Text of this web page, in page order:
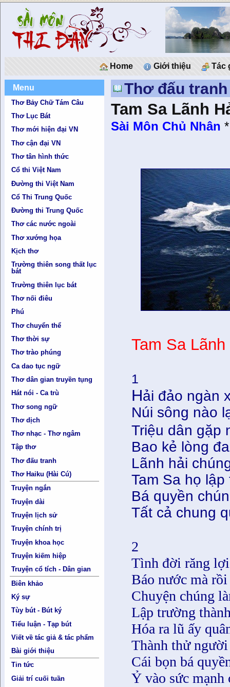
Home Giới thiệu Tác
Menu
Thơ Bảy Chữ Tám Câu
Thơ Lục Bát
Thơ mới hiện đại VN
Thơ cận đại VN
Thơ tân hình thức
Cổ thi Việt Nam
Đường thi Việt Nam
Cổ Thi Trung Quốc
Đường thi Trung Quốc
Thơ các nước ngoài
Thơ xướng họa
Kịch thơ
Trường thiên song thất lục
bát
Trường thiên lục bát
Thơ nối điêu
Phú
Thơ chuyển thể
Thơ thời sự
Thơ trào phúng
Ca dao tục ngữ
Thơ dân gian truyền tụng
Hát nói - Ca trù
Thơ song ngữ
Thơ dịch
Thơ nhạc - Thơ ngâm
Tập thơ
Thơ đấu tranh
Thơ Haiku (Hài Cú)
Truyện ngắn
Truyện dài
Truyện lịch sử
Truyện chính trị
Truyện khoa học
Truyện kiếm hiệp
Truyện cổ tích - Dân gian
Biên khảo
Ký sự
Tùy bút - Bút ký
Tiểu luận - Tạp bút
Viết về tác giả & tác phẩm
Bài giới thiệu
Tin tức
Giải trí cuối tuần
Thơ đấu tranh
Tam Sa Lãnh
Sài Môn Chủ Nhân
Tam Sa Lãnh
1
Hải đảo ngàn
Núi sông nào
Triệu dân gặp
Bao kẻ lòng
Lãnh hải
Tam Sa họ
Bá quyền
Tất cả chung
2
Tình đời răng
Báo nước mà
Chuyện chúng
Lập trường
Hóa ra lũ ấy
Thành thử
Cái bọn bá
Ỷ vào sức mạnh